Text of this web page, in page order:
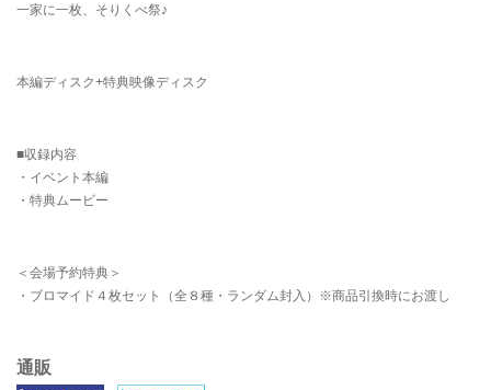
一家に一枚、そりくべ祭♪
本編ディスク+特典映像ディスク
■収録内容
・イベント本編
・特典ムービー
＜会場予約特典＞
・ブロマイド４枚セット（全８種・ランダム封入）※商品引換時にお渡し
通販